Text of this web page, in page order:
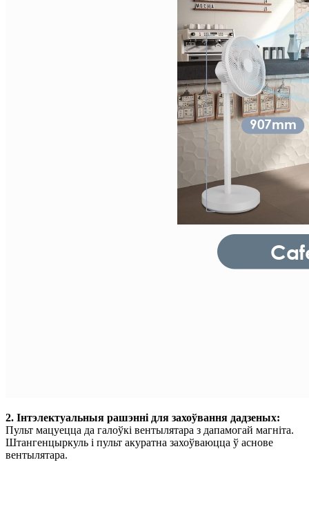
2. Інтэлектуальныя рашэнні для захоўвання дадзеных:
Пульт мацуецца да галоўкі вентылятара з дапамогай магніта.
Штангенцыркуль і пульт акуратна захоўваюцца ў аснове
вентылятара.